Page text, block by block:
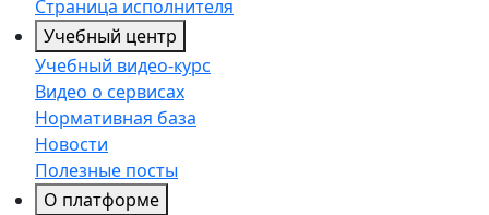
Страница исполнителя
Учебный центр
Учебный видео-курс
Видео о сервисах
Нормативная база
Новости
Полезные посты
О платформе